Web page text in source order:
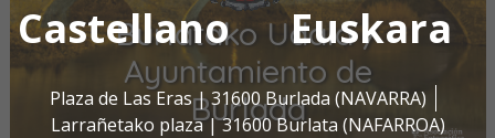
Castellano Euskara
Plaza de Las Eras | 31600 Burlada (NAVARRA)
Larrañetako plaza | 31600 Burlata (NAFARROA)
Burlatako Udala /
Ayuntamiento de
Burlada